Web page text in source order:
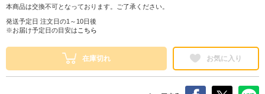
本商品は交換不可となっております。ご了承ください。
発送予定日 注文日の1～10日後
※お届け予定日の目安は こちら
在庫切れ お気に入り